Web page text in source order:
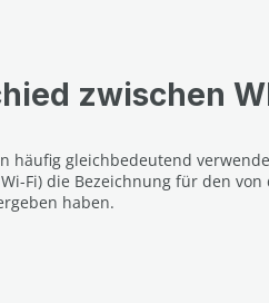
zwischen
häufig gleichbedeutend
Fi) die Bezeichnung für den
haben.